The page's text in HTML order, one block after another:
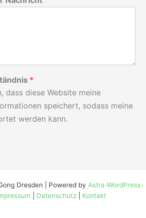
*
dass diese Website meine
speichert, sodass meine
werden kann.
Dresden | Powered by Astra-WordPress-
Datenschutz| Kontakt